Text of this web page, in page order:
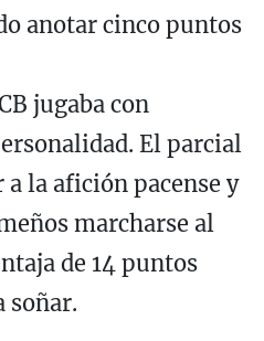
anotar cinco puntos
jugaba con
El parcial
la afición pacense y
marcharse al
de 14 puntos
soñar.